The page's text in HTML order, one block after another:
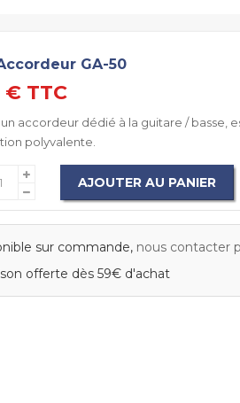
GA-50
€ TTC
un accordeur dédié à la guitare / basse,
polyvalente.
AJOUTER AU PANIER
sur commande, nous contacter
offerte dès 59€ d'achat